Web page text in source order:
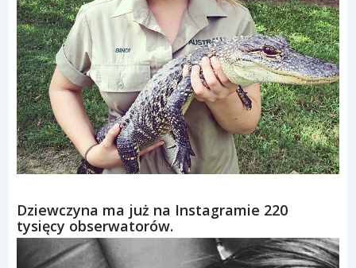
Dziewczyna ma już na Instagramie 220
tysięcy obserwatorów.